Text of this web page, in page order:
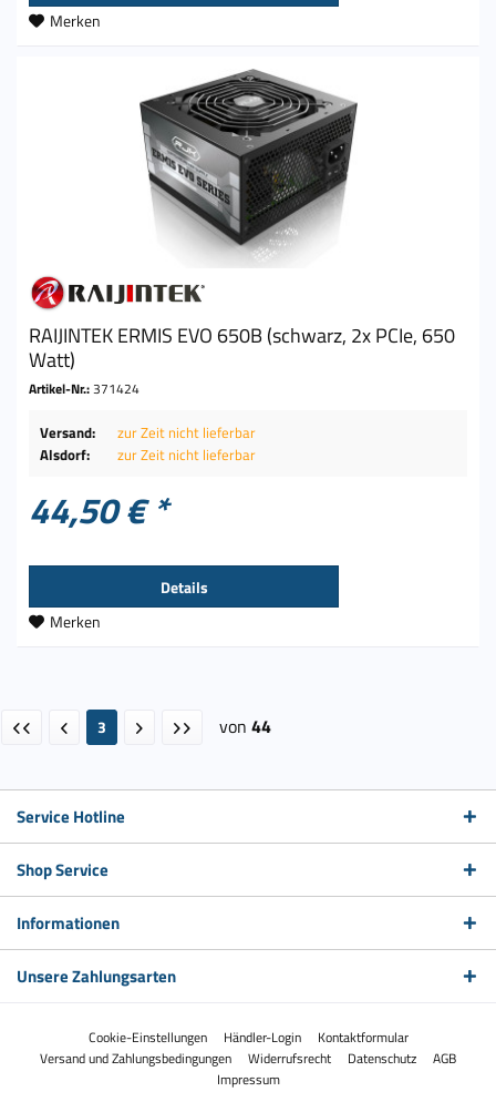
Merken
RAIJINTEK ERMIS EVO 650B (schwarz, 2x PCIe, 650
Watt)
Artikel-Nr.:371424
Versand:
zur Zeit nicht lieferbar
Alsdorf:
zur Zeit nicht lieferbar
44,50 € *
Details
Merken
3 von 44
Service Hotline
Shop Service
Informationen
Unsere Zahlungsarten
Cookie-Einstellungen Händler-Login
Kontaktformular
Versand und Zahlungsbedingungen
Widerrufsrecht Datenschutz
AGB
Impressum